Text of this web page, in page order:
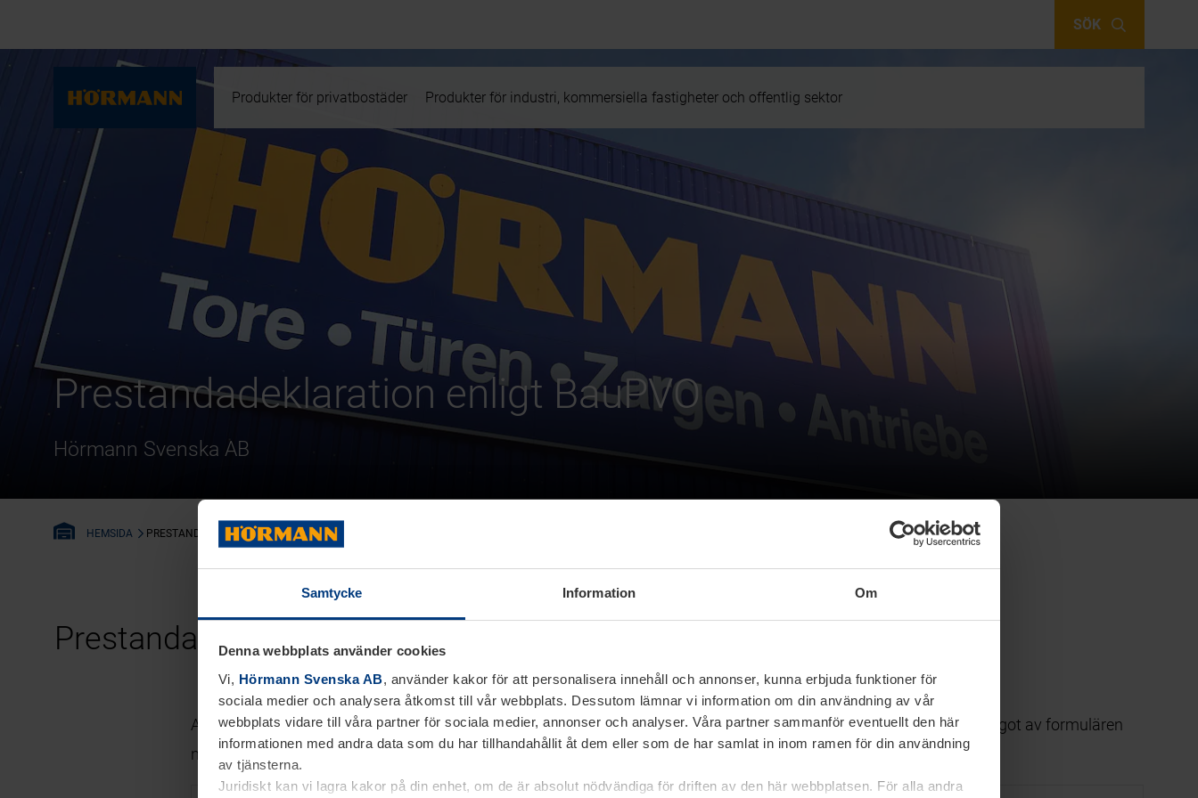
Samtycke Information Om
Denna webbplats använder cookies
Vi, Hörmann Svenska AB, använder kakor för att personalisera innehåll och annonser, kunna erbjuda funktioner för
sociala medier och analysera åtkomst till vår webbplats. Dessutom lämnar vi information om din användning av vår
webbplats vidare till våra partner för sociala medier, annonser och analyser. Våra partner sammanför eventuellt den här
informationen med andra data som du har tillhandahållit åt dem eller som de har samlat in inom ramen för din användning
av tjänsterna.
Juridiskt kan vi lagra kakor på din enhet, om de är absolut nödvändiga för driften av den här webbplatsen. För alla andra
SÖK
Produkter för privatbostäder Produkter för industri, kommersiella fastigheter och offentlig sektor
Prestandadeklaration enligt BauPVO
Hörmann Svenska AB
HEMSIDA PRESTANDADEKLARATION ENLIGT BAUPVO
Prestandadeklarationenligt BauPVO
Ange antingen ditt DoP-nummer som visas på produktens typskylt eller arbetsordernumret (utan fabriksnumret) i något av formulären
nedan för att kunna ladda ner kopian av prestandadeklarationen som ett PDF-dokument.